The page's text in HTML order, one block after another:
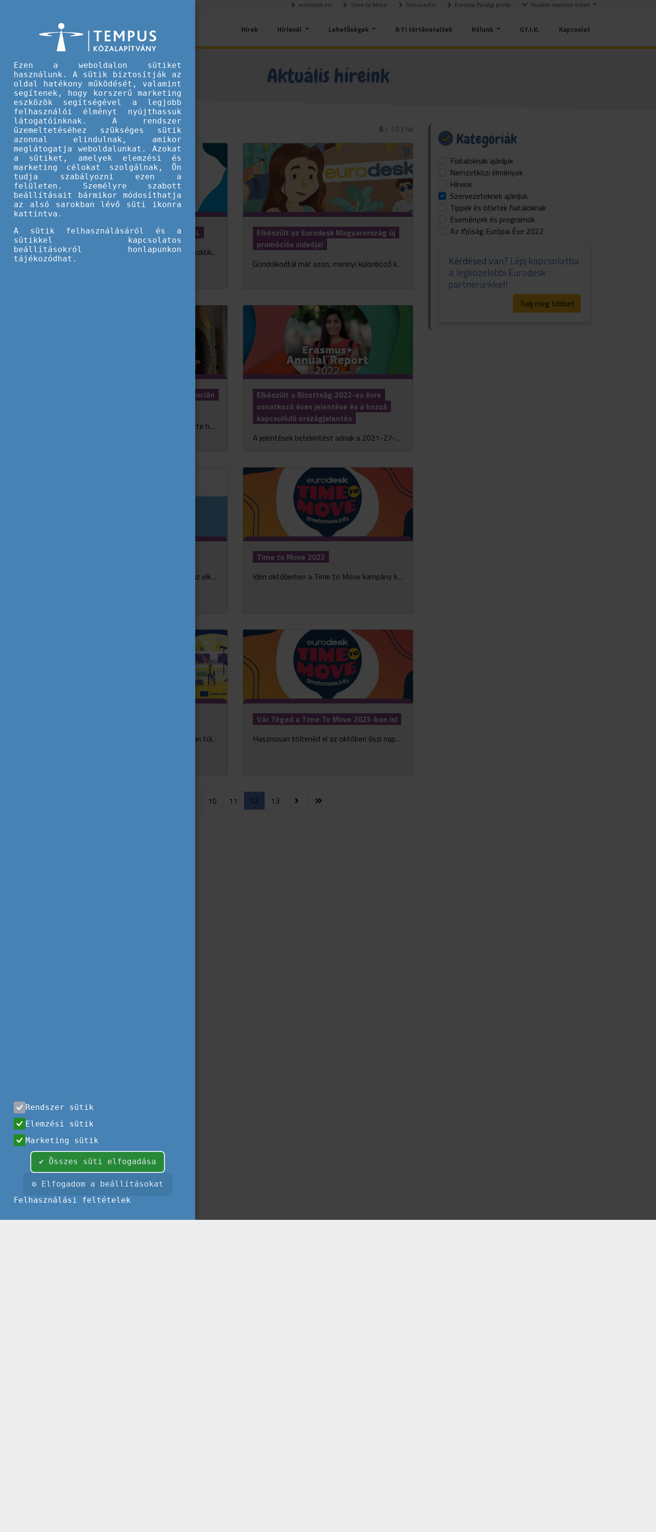
eurodesk.eu Time to Move DiscoverEU Európai Ifjúsági portál További hasznos linkek
Hírek Hírlevél Lehetőségek A Ti történeteitek Rólunk GY.I.K. Kapcsolat
Aktuális híreink
8 / 103 hír
ELINDULT AZ EU-IFJÚSÁG WEBOLDAL
A honlap az ifjúsági terület uniós szakpolitikai hátterét, nemzetközi együttműködéseit, valamint az Erasmus+ ifjúságban és az Európai Szolidaritási Testületben rejlő lehetőségek fe...
Elkészült az Eurodesk Magyarország új
promóciós videója!
Gondolkodtál már azon, mennyi különböző külföldi lehetőséged van Neked, fiatalnak? Nézd meg új videónkat, hogy ízelítőt kapj belőlük!
A te hangod, a te Európád! konferencián
Február 16-án megrendezésre került A te hangod, a te Európád! Konferencia a Youth4Vote projekt keretein belül. Számos izgalmas program várt az érdeklődőkre az aktív állampolgárság és ...
Elkészült a Bizottság 2022-es évre
vonatkozó éves jelentése és a hozzá
kapcsolódó országjelentés
A jelentések betekintést adnak a 2021-27-es programidőszak 2. évének legfontosabb eredményeibe és statisztikáiba
2022 az ő évük volt, de fontos, hogy az elkövetkező évek is a fiatalok igényeire reagáljanak. Ez a központi gondolata az Európai Bizottság ifjúság európai évéről szóló közleményé...
Time to Move 2023
Idén októberben a Time to Move kampány keretében sok ezer fiatal szerezhetett információt Európa-szerte a nemzetközi mobilitási lehetőségekről.
Az Élményalapú tanulás a komfortzónán túl műhelymunka célja az volt, hogy feldolgozza a fiatalokkal foglalkozó szakemberekkel az informális tanulást lehetséges módjait, a társadalmi bef...
Vár Téged a Time To Move 2023-ban is!
Hasznosan töltenéd el az októberi őszi napokat, de még nem találtad meg a megfelelő programot? Érdekelnek a nemzetközi tanulási-, önkéntes- és gyakornoki lehetőségek? Csatlakozz a Time ...
10 11 12 13
Kategóriák
Fiataloknak ajánljuk
Nemzetközi élmények
Híreink
Szervezeteknek ajánljuk
Tippek és ötletek fiataloknak
Események és programok
Az Ifjúság Európai Éve 2022
Kérdésed van? Lépj kapcsolatba
a legközelebbi Eurodesk
partnerünkkel!
Tudj meg többet
Ezen a weboldalon sütiket
használunk. A sütik biztosítják az
oldal hatékony működését, valamint
segítenek, hogy korszerű marketing
eszközök segítségével a legjobb
felhasználói élményt nyújthassuk
látogatóinknak. A rendszer
üzemeltetéséhez szükséges sütik
azonnal elindulnak, amikor
meglátogatja weboldalunkat. Azokat
a sütiket, amelyek elemzési és
marketing célokat szolgálnak, Ön
tudja szabályozni ezen a
felületen. Személyre szabott
beállításait bármikor módosíthatja
az alsó sarokban lévő süti ikonra
kattintva.
A sütik felhasználásáról és a
sütikkel kapcsolatos
beállításokról honlapunkon
tájékozódhat.
Rendszer sütik
Elemzési sütik
Marketing sütik
✔ Összes süti elfogadása
⚙ Elfogadom a beállításokat
Felhasználási feltételek